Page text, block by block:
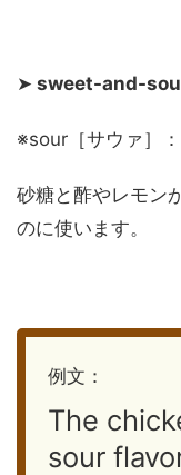
➤ sweet-and-
※sour［サウァ］
砂糖と酢やレモン
のに使います。
例文：
The
sour